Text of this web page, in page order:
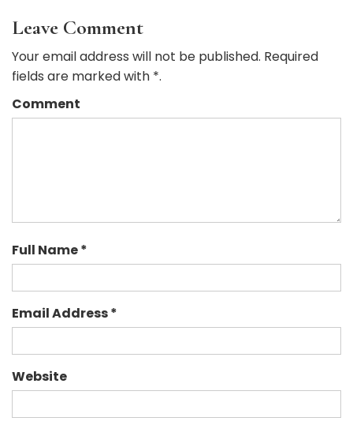
artigos
Leave Comment
Your email address will not be published. Required
fields are marked with *.
Comment
Full Name *
Email Address *
Website